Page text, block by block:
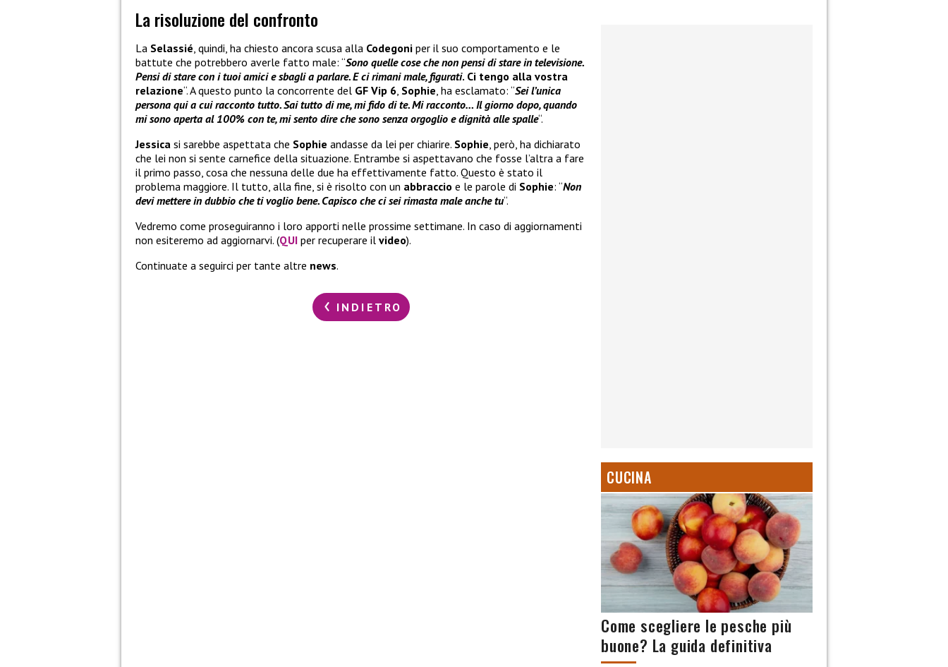
La risoluzione del confronto
La Selassié, quindi, ha chiesto ancora scusa alla Codegoni per il suo comportamento e le
battute che potrebbero averle fatto male: “Sono quelle cose che non pensi di stare in televisione.
Pensi di stare con i tuoi amici e sbagli a parlare. E ci rimani male, figurati. Ci tengo alla vostra
relazione“. A questo punto la concorrente del GF Vip 6, Sophie, ha esclamato: “Sei l’unica
persona qui a cui racconto tutto. Sai tutto di me, mi fido di te. Mi racconto… Il giorno dopo, quando
mi sono aperta al 100% con te, mi sento dire che sono senza orgoglio e dignità alle spalle“.
Jessica si sarebbe aspettata che Sophie andasse da lei per chiarire. Sophie, però, ha dichiarato
che lei non si sente carnefice della situazione. Entrambe si aspettavano che fosse l’altra a fare
il primo passo, cosa che nessuna delle due ha effettivamente fatto. Questo è stato il
problema maggiore. Il tutto, alla fine, si è risolto con un abbraccio e le parole di Sophie: “Non
devi mettere in dubbio che ti voglio bene. Capisco che ci sei rimasta male anche tu“.
Vedremo come proseguiranno i loro apporti nelle prossime settimane. In caso di aggiornamenti
non esiteremo ad aggiornarvi. (QUI per recuperare il video).
Continuate a seguirci per tante altre news.
INDIETRO
CUCINA
Come scegliere le pesche più
buone? La guida definitiva